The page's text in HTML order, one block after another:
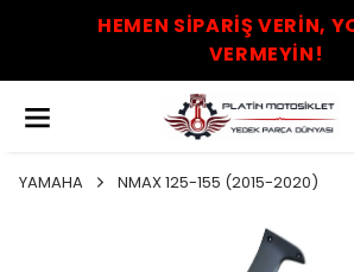
HEMEN SİPARİŞ VERİN,
VERMEYİN!
YAMAHA NMAX 125-155 (2015-2020)